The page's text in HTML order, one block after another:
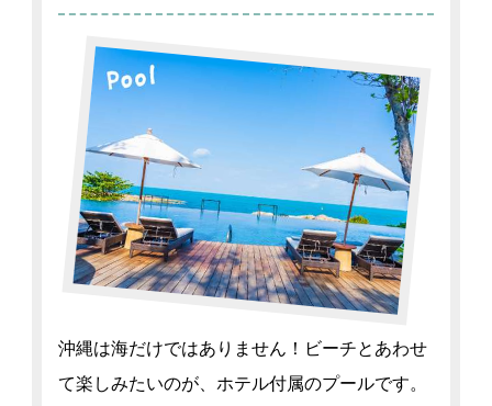
沖縄は海だけではありません！ビーチとあわせ
て楽しみたいのが、ホテル付属のプールです。